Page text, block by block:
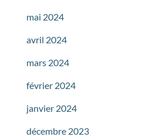
mai 2024
avril 2024
mars 2024
février 2024
janvier 2024
décembre 2023